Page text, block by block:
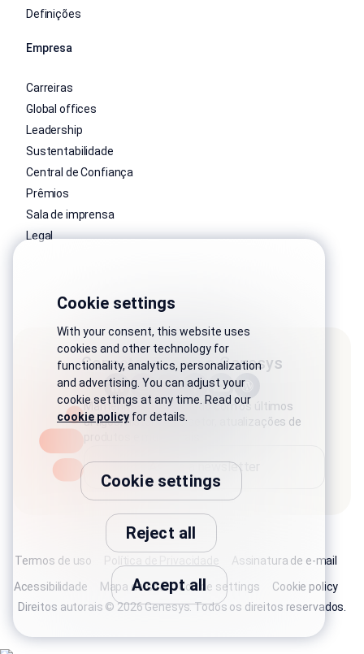
Definições
Empresa
Carreiras
Global offices
Leadership
Sustentabilidade
Central de Confiança
Prêmios
Sala de imprensa
Legal
Conecte-se com a Genesys
Mantenha-se conectado com os últimos
artigos, histórias do setor, atualizações de
Assine a newsletter
Termos de uso Política de Privacidade
Assinatura de e-mail
Acessibilidade
Mapa do site Cookie settings
Cookie policy
Direitos autorais © 2026 Genesys. Todos os direitos reservados.
Cookie settings
With your consent, this website uses
cookies and other technology for
functionality, analytics, personalization
and advertising. You can adjust your
cookie settings at any time. Read our
cookie policy for details.
Cookie settings
Reject all
Accept all